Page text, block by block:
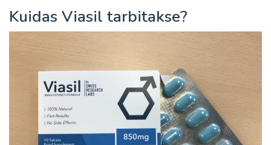
Kuidas Viasil tarbitakse?